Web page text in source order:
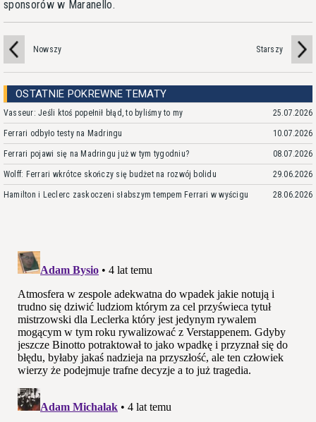
sponsorów w Maranello.
Nowszy Starszy
OSTATNIE POKREWNE TEMATY
Vasseur: Jeśli ktoś popełnił błąd, to byliśmy to my 25.07.2026
Ferrari odbyło testy na Madringu 10.07.2026
Ferrari pojawi się na Madringu już w tym tygodniu? 08.07.2026
Wolff: Ferrari wkrótce skończy się budżet na rozwój bolidu 29.06.2026
Hamilton i Leclerc zaskoczeni słabszym tempem Ferrari w wyścigu 28.06.2026